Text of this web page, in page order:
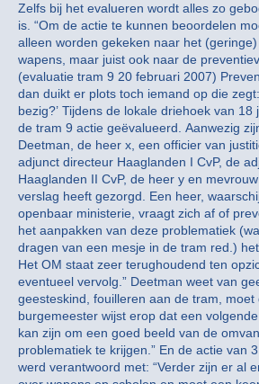
Zelfs bij het evalueren wordt alles zo
is. “Om de actie te kunnen beoordelen
alleen worden gekeken naar het
wapens, maar juist ook naar de
(evaluatie tram 9 20 februari 2007)
dan duikt er plots toch iemand op die
bezig?’ Tijdens de lokale driehoek van
de tram 9 actie geëvalueerd. Aanwezig
Deetman, de heer x, een officier van
adjunct directeur Haaglanden I CvP, de
Haaglanden II CvP, de heer y en
verslag heeft gezorgd. Een heer,
openbaar ministerie, vraagt zich af of
het aanpakken van deze problematiek
dragen van een mesje in de tram red.)
Het OM staat zeer terughoudend ten
eventueel vervolg.” Deetman weet van
geesteskind, fouilleren aan de tram, moet
burgemeester wijst erop dat een
kan zijn om een goed beeld van de
problematiek te krijgen.” En de actie van
werd verantwoord met: “Verder zijn er al